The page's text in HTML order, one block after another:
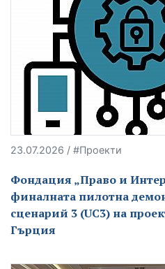
23.07.2026 / #Проекти
Фондация „Право и
финалната пилотна
сценарий 3 (UC3) на
Гърция